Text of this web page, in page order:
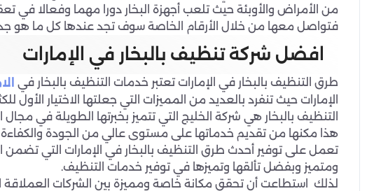
من الأمراض والأوبئة حيث تلعب أجهزة البخار دورا مهما وفعالا في
فتواصل معها من خلال الأرقام الخاصة سوف تجد عندها كل ما هو
افضل شركة تنظيف بالبخار في الإمارات
طرق التنظيف بالبخار في الإمارات تعتبر خدمات التنظيف بالبخار في
الإمارات حيث تنفرد بالعديد من المميزات التي جعلتها الاختيار
التنظيف بالبخار هي شركة الخليج التي تتميز بخبرتها الطويلة في مجال
هذا مكنها من تقديم خدماتها على مستوى عالي من الجودة
تعمل على توفير أحدث طرق التنظيف بالبخار في الإمارات التي تضمن
ومتميز وبفضل تألقها وتميزها في توفير خدمات التنظيف.
لذلك استطاعت أن تحقق مكانة خاصة ومميزة بين الشركات العملاقة